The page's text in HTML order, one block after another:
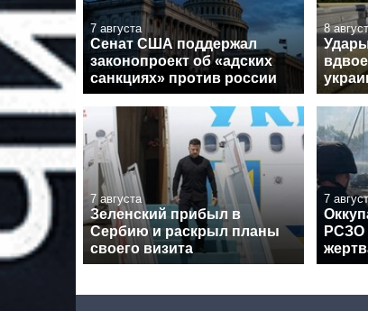
7 августа
Сенат США поддержал
законопроект об «адских
санкциях» против россии
8
7 августа
Зеленский прибыл в
Сербию и раскрыл планы
своего визита
7
РСЗО